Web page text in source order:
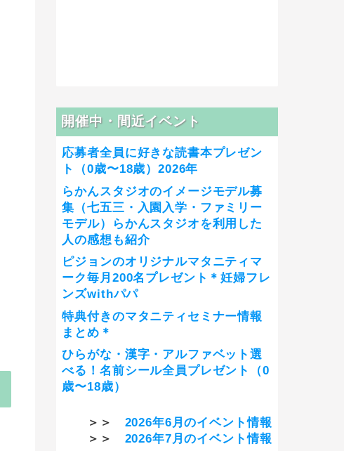
開催中・間近イベント
応募者全員に好きな読書本プレゼン
ト（0歳〜18歳）2026年
らかんスタジオのイメージモデル募
集（七五三・入園入学・ファミリー
モデル）らかんスタジオを利用した
人の感想も紹介
ピジョンのオリジナルマタニティマ
ーク毎月200名プレゼント＊妊婦フレ
ンズwithパパ
特典付きのマタニティセミナー情報
まとめ＊
ひらがな・漢字・アルファベット選
べる！名前シール全員プレゼント（0
歳〜18歳）
＞＞ 2026年6月のイベント情報
＞＞ 2026年7月のイベント情報